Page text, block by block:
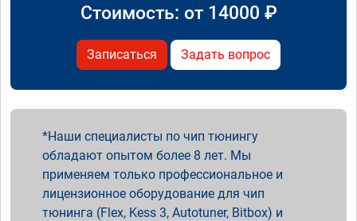
Стоимость: от 14000 ₽
Записаться Задать вопрос
Наши специалисты по чип тюнингу
обладают опытом более 8 лет. Мы
применяем только профессиональное и
лицензионное оборудование для чип
тюнинга (Flex, Kess 3, Autotuner, Bitbox) и